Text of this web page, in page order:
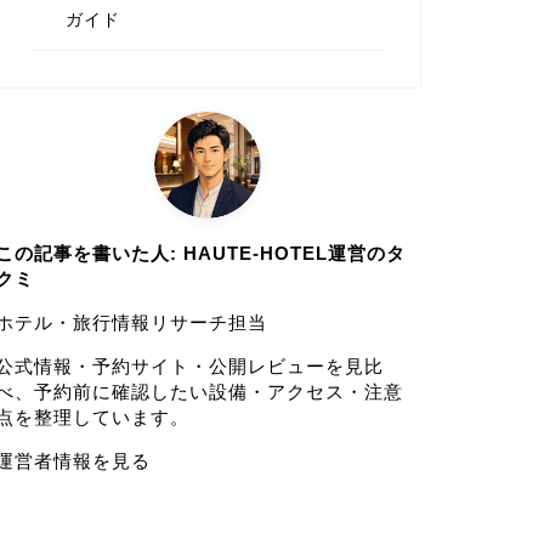
ガイド
の記事を書いた人: HAUTE-HOTEL運営のタ
ミ
テル・旅行情報リサーチ担当
式情報・予約サイト・公開レビューを見比
、予約前に確認したい設備・アクセス・注意
を整理しています。
営者情報を見る